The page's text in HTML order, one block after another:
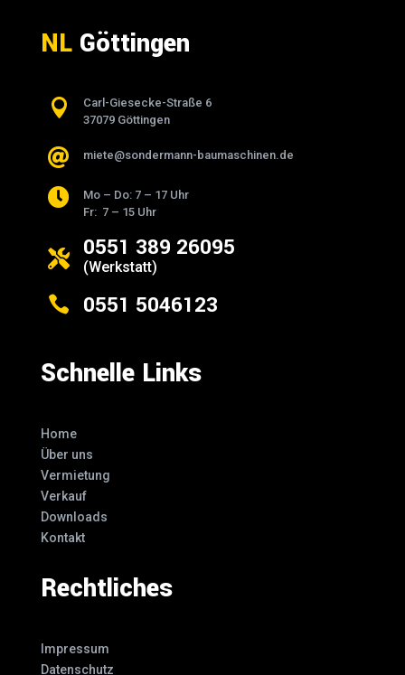
NLGöttingen

Carl-Giesecke-Straße 6
37079 Göttingen
 miete@sondermann-baumaschinen.de

Mo – Do: 7 – 17 Uhr
Fr: 7 – 15 Uhr
 0551 389 26095
(Werkstatt)
 0551 5046123
Schnelle Links
Home
Über uns
Vermietung
Verkauf
Downloads
Kontakt
Rechtliches
Impressum
Datenschutz